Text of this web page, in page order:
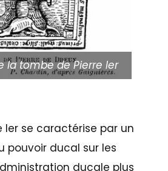
la tombe de Pierre Ier
Ier se caractérise par un
pouvoir ducal sur les
ducale plus